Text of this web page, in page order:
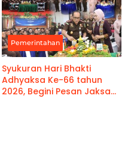
Pemerintahan
Syukuran Hari Bhakti
Adhyaksa Ke-66 tahun
2026, Begini Pesan Jaksa